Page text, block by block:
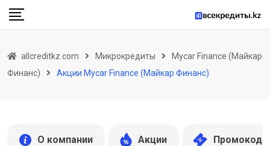
Skip
allcreditkz.com Микрокредиты
Mycar Finance (Майкар
Финанс)
Акции Mycar Finance (Майкар Финанс)
О компании Акции Промокоды